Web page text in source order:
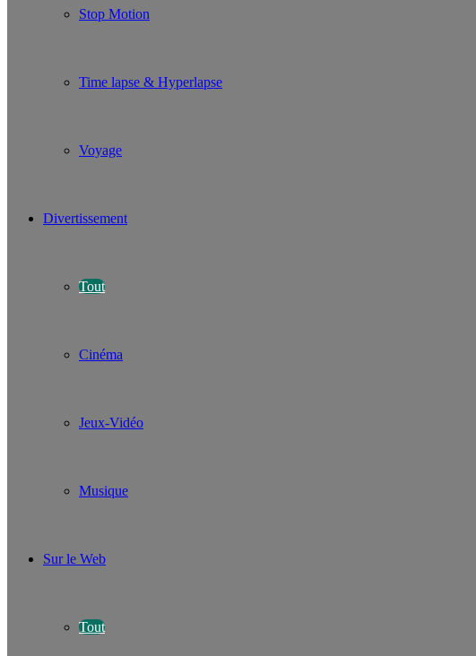
Stop Motion
Time lapse & Hyperlapse
Voyage
Divertissement
Tout
Cinéma
Jeux-Vidéo
Musique
Sur le Web
Tout